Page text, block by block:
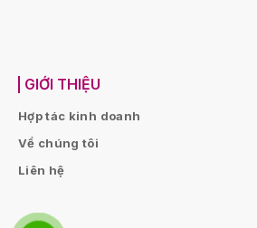
GIỚI THIỆU
Hợp tác kinh doanh
Về chúng tôi
Liên hệ